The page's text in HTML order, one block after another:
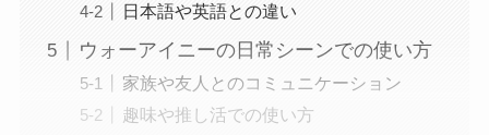
日本語や英語との違い
ウォーアイニーの日常シーンでの使い方
家族や友人とのコミュニケーション
趣味や推し活での使い方